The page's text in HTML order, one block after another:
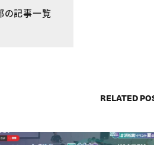
の記事一覧
RELATED